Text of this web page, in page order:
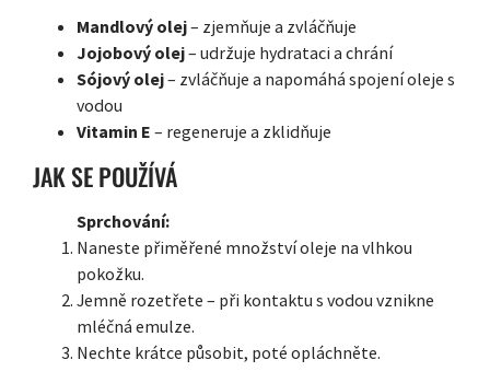
Mandlový olej– zjemňuje a zvláčňuje
Jojobový olej
– udržuje hydrataci a chrání
Sójový olej– zvláčňuje a napomáhá spojení oleje s
vodou
Vitamin E – regeneruje a zklidňuje
JAK SE POUŽÍVÁ
Sprchování:
Naneste přiměřené množství oleje na vlhkou
pokožku.
Jemně rozetřete – při kontaktu s vodou vznikne
mléčná emulze.
Nechte krátce působit, poté opláchněte.